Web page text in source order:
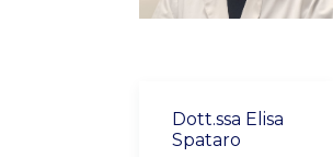
Dott.ssa Elisa
Spataro